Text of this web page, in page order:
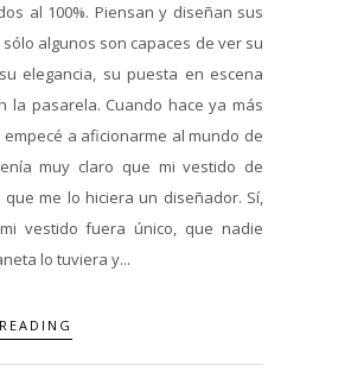
al 100%. Piensan y diseñan sus
algunos son capaces de ver su
elegancia, su puesta en escena
la pasarela. Cuando hace ya más
a aficionarme al mundo de
muy claro que mi vestido de
me lo hiciera un diseñador. Sí,
vestido fuera único, que nadie
lo tuviera y...